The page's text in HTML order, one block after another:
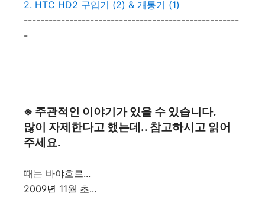
2. HTC HD2 구입기 (2) & 개통기 (1)
----------------------------------------------------
-
※ 주관적인 이야기가 있을 수 있습니다.
많이 자제한다고 했는데.. 참고하시고 읽어
주세요.
때는 바야흐르...
2009년 11월 초...